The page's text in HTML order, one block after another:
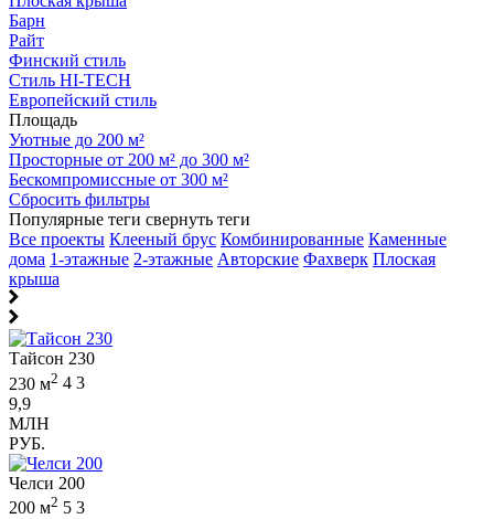
Барн
Райт
Финский стиль
Стиль HI-TECH
Европейский стиль
Площадь
Уютные до 200 м²
Просторные от 200 м² до 300 м²
Бескомпромиссные от 300 м²
Сбросить фильтры
Популярные теги свернуть теги
Все проекты Клееный брус Комбинированные Каменные
дома 1-этажные 2-этажные Авторские Фахверк Плоская
крыша
Тайсон 230
230 м2 4 3
9,9
МЛН
РУБ.
Челси 200
200 м2 5 3